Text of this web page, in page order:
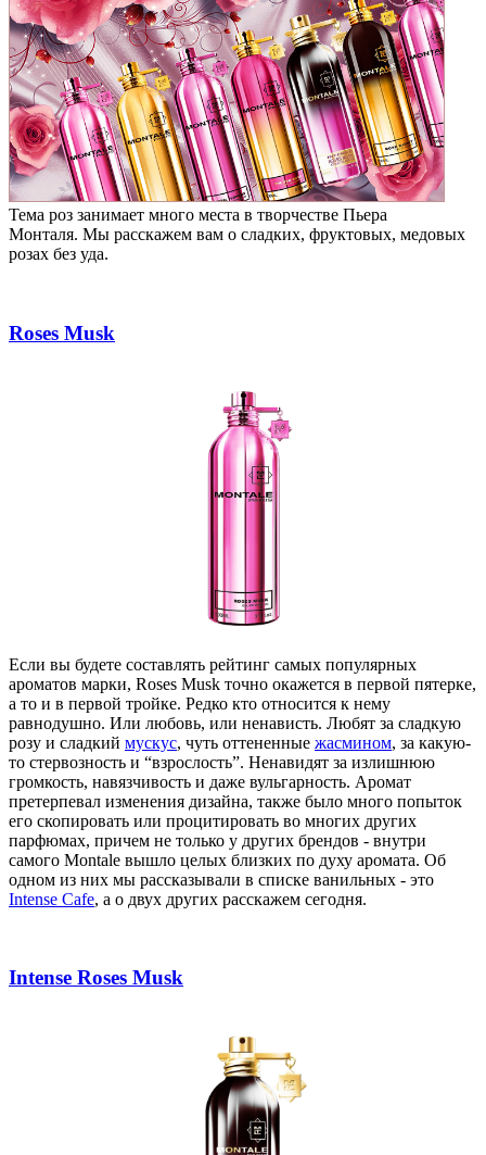
Тема роз занимает много места в творчестве Пьера
Монталя. Мы расскажем вам о сладких, фруктовых, медовых
розах без уда.
Roses Musk
Если вы будете составлять рейтинг самых популярных
ароматов марки, Roses Musk точно окажется в первой пятерке,
а то и в первой тройке. Редко кто относится к нему
равнодушно. Или любовь, или ненависть. Любят за сладкую
розу и сладкий мускус, чуть оттененные жасмином, за какую-
то стервозность и “взрослость”. Ненавидят за излишнюю
громкость, навязчивость и даже вульгарность. Аромат
претерпевал изменения дизайна, также было много попыток
его скопировать или процитировать во многих других
парфюмах, причем не только у других брендов - внутри
самого Montale вышло целых близких по духу аромата. Об
одном из них мы рассказывали в списке ванильных - это
Intense Cafe, а о двух других расскажем сегодня.
Intense Roses Musk